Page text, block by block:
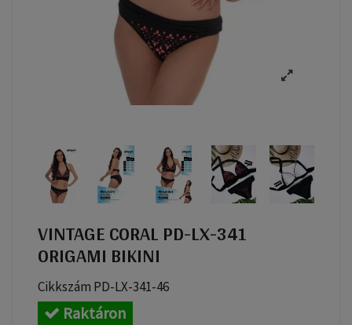
VINTAGE CORAL PD-LX-341
ORIGAMI BIKINI
Cikkszám PD-LX-341-46
Raktáron